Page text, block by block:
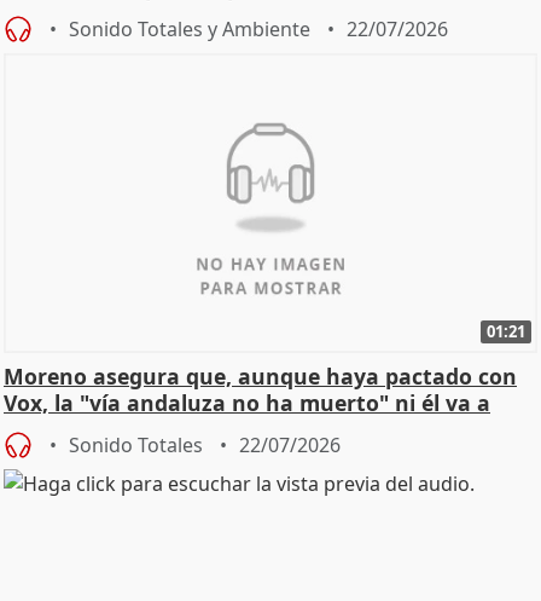
Sonido Totales y Ambiente 22/07/2026
01:21
Moreno asegura que, aunque haya pactado con
Vox, la "vía andaluza no ha muerto" ni él va a
"cambiar"
Sonido Totales 22/07/2026